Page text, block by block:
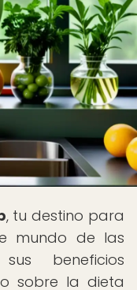
, tu destino para
mundo de las
beneficios
sobre la dieta